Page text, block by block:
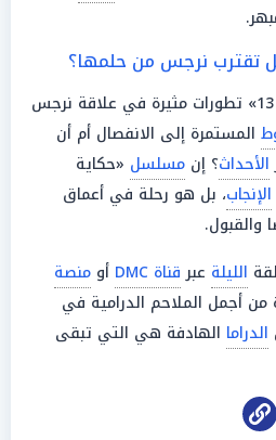
في «الحلقة 13» تطورات مثيرة في علاقة نرجس
المستمرة إلى الانفصال أم أن
الأحداث؟ إن مسلسل «حكاية
الإنجاب، بل هو رحلة في أعماق
والقبول.
الليلة عبرقناة DMC أو منصة
من أجمل الملاحم الدرامية في
الدراما الهادفة هي التي تبقى